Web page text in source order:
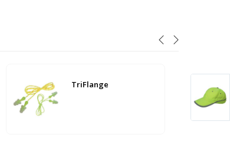
TriFlange